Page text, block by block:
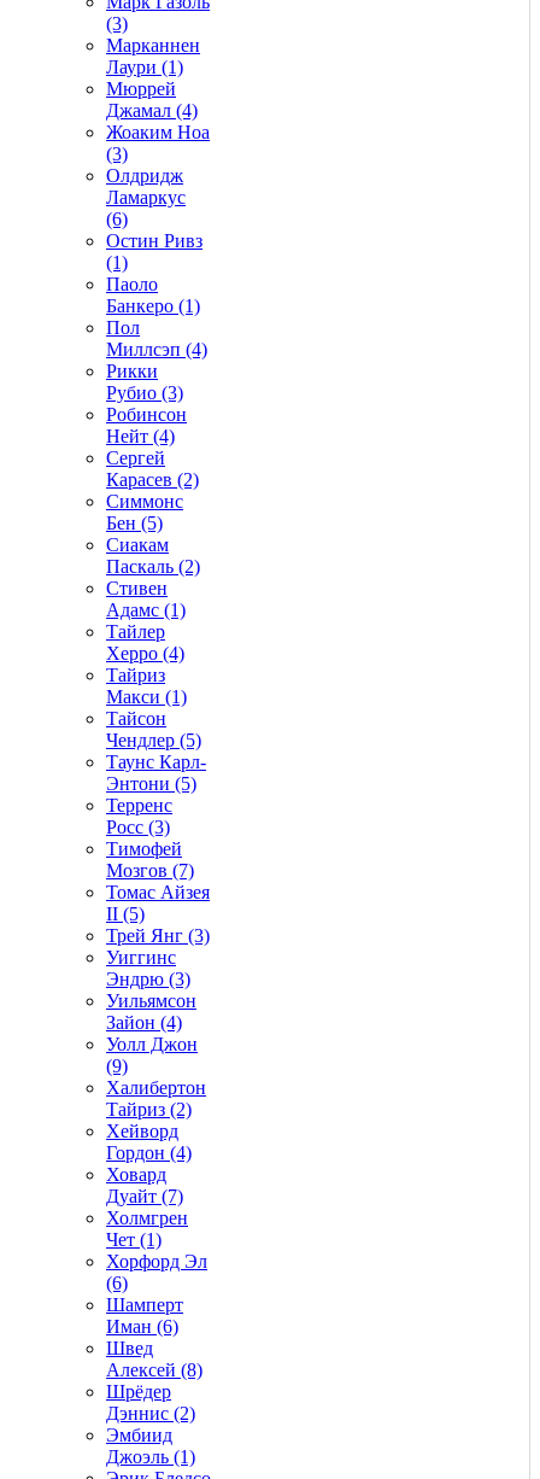
(3)
Марканнен
Лаури (1)
Мюррей
Джамал (4)
Жоаким Ноа
(3)
Олдридж
Ламаркус
(6)
Остин Ривз
(1)
Паоло
Банкеро (1)
Пол
Миллсэп (4)
Рикки
Рубио (3)
Робинсон
Нейт (4)
Сергей
Карасев (2)
Симмонс
Бен (5)
Сиакам
Паскаль (2)
Стивен
Адамс (1)
Тайлер
Херро (4)
Тайриз
Макси (1)
Тайсон
Чендлер (5)
Таунс Карл-
Энтони (5)
Терренс
Росс (3)
Тимофей
Мозгов (7)
Томас Айзея
II (5)
Трей Янг (3)
Уиггинс
Эндрю (3)
Уильямсон
Зайон (4)
Уолл Джон
(9)
Халибертон
Тайриз (2)
Хейворд
Гордон (4)
Ховард
Дуайт (7)
Холмгрен
Чет (1)
Хорфорд Эл
(6)
Шамперт
Иман (6)
Швед
Алексей (8)
Шрёдер
Дэннис (2)
Эмбиид
Джоэль (1)